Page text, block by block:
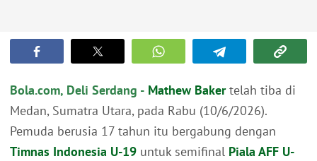
Bola.com, Deli Serdang - Mathew Bakertelah tiba di
Medan, Sumatra Utara, pada Rabu (10/6/2026).
Pemuda berusia 17 tahun itu bergabung dengan
Timnas Indonesia U-19 untuk semifinal Piala AFF U-